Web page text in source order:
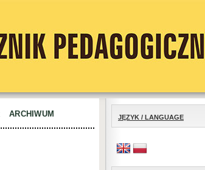
JĘZYK / LANGUAGE
ARCHIWUM